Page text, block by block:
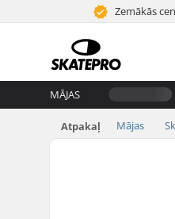
Zemākās
MĀJAS
Atpakaļ Mājas